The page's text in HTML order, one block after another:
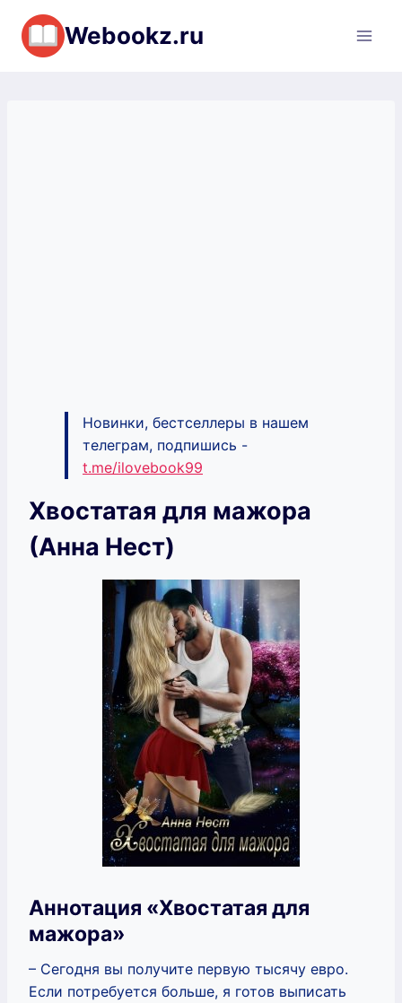
Перейти
содержимому
Webookz.ru
Новинки, бестселлеры в нашем
телеграм, подпишись -
t.me/ilovebook99
Хвостатая для мажора
(Анна Нест)
Аннотация «Хвостатая для
мажора»
– Сегодня вы получите первую тысячу евро.
Если потребуется больше, я готов выписать